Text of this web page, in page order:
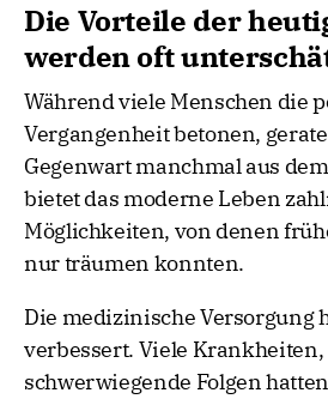
Die Vorteile der
werden oft
Während viele Menschen die
Vergangenheit betonen,
Gegenwart manchmal aus
bietet das moderne Leben
Möglichkeiten, von denen
nur träumen konnten.
Die medizinische Versorgung
verbessert. Viele
schwerwiegende Folgen